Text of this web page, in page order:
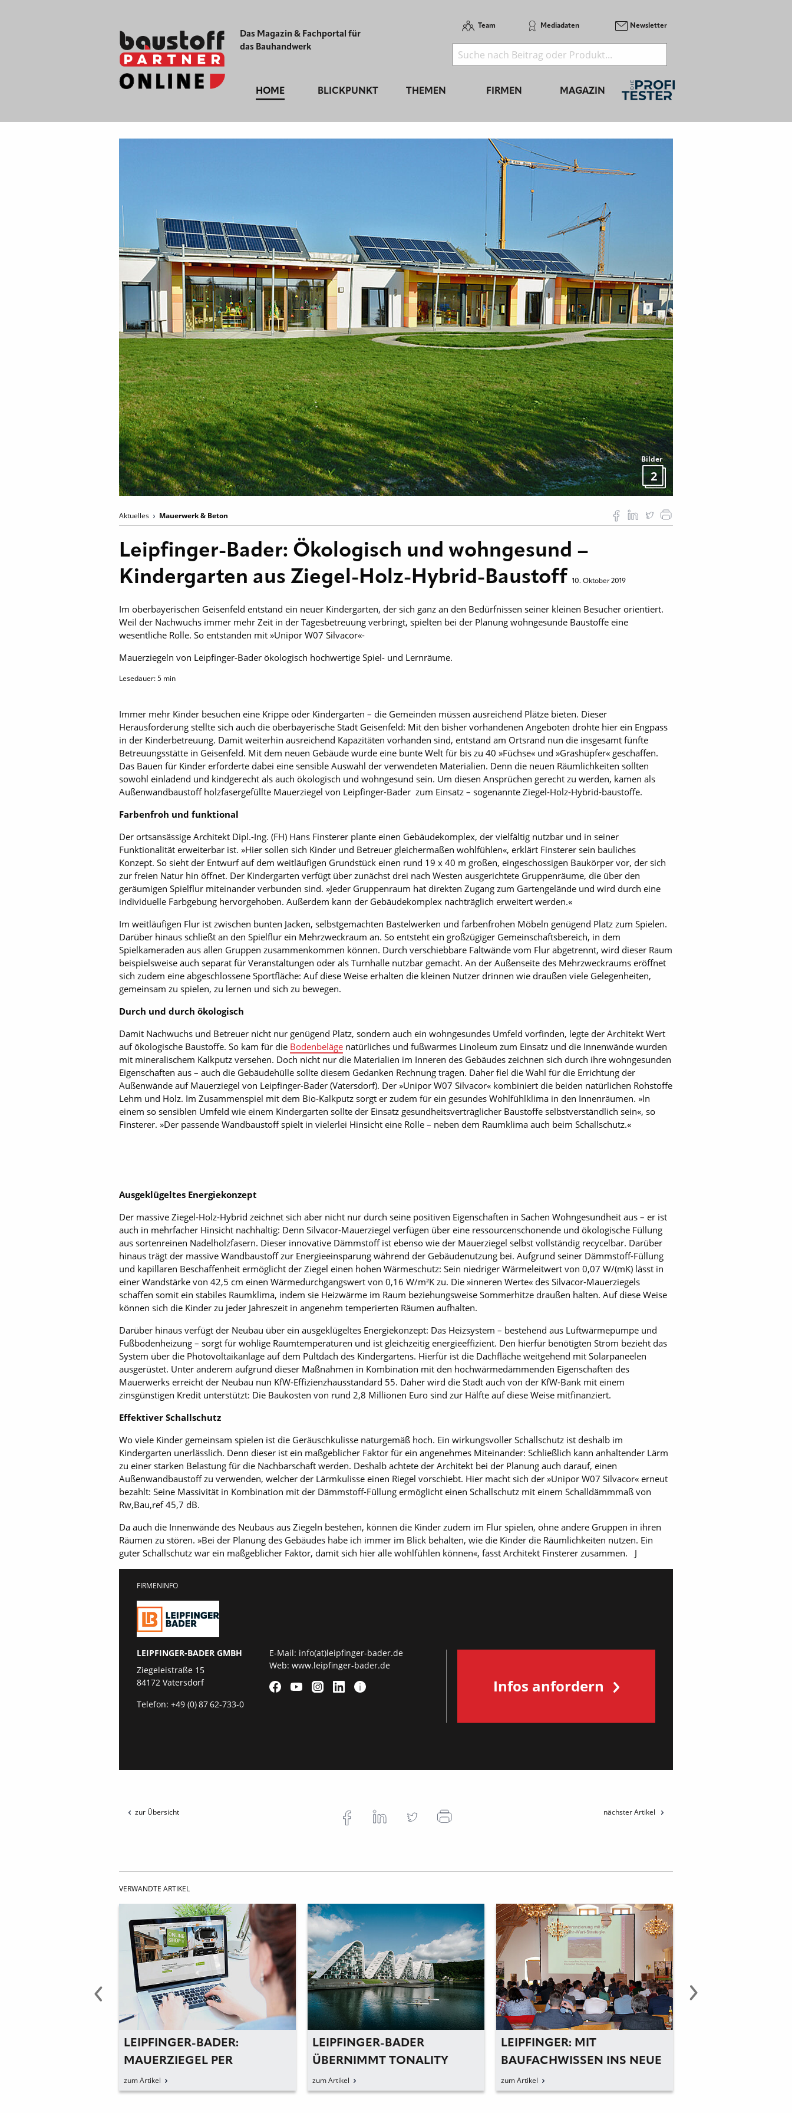
Das Magazin & Fachportal für
das Bauhandwerk
Team Mediadaten Newsletter
HOME BLICKPUNKT THEMEN FIRMEN MAGAZIN
Bilder
2
Aktuelles Mauerwerk & Beton
Leipfinger-Bader: Ökologisch und wohngesund –
Kindergarten aus Ziegel-Holz-Hybrid-Baustoff
10. Oktober 2019
Im oberbayerischen Geisenfeld entstand ein neuer Kindergarten, der sich ganz an den Bedürfnissen seiner kleinen Besucher orientiert.
Weil der Nachwuchs immer mehr Zeit in der Tagesbetreuung verbringt, spielten bei der Planung wohngesunde Baustoffe eine
wesentliche Rolle. So entstanden mit »Unipor W07 Silvacor«-
Mauerziegeln von Leipfinger-Bader ökologisch hochwertige Spiel- und Lernräume.
Lesedauer:5 min
Immer mehr Kinder besuchen eine Krippe oder Kindergarten – die Gemeinden müssen ausreichend Plätze bieten. Dieser
Herausforderung stellte sich auch die oberbayerische Stadt Geisenfeld: Mit den bisher vorhandenen Angeboten drohte hier ein Engpass
in der Kinderbetreuung. Damit weiterhin ausreichend Kapazitäten vorhanden sind, entstand am Ortsrand nun die insgesamt fünfte
Betreuungsstätte in Geisenfeld. Mit dem neuen Gebäude wurde eine bunte Welt für bis zu 40 »Füchse« und »Grashüpfer« geschaffen.
Das Bauen für Kinder erforderte dabei eine sensible Auswahl der verwendeten Materialien. Denn die neuen Räumlichkeiten sollten
sowohl einladend und kindgerecht als auch ökologisch und wohngesund sein. Um diesen Ansprüchen gerecht zu werden, kamen als
Außenwandbaustoff holzfasergefüllte Mauerziegel von Leipfinger-Bader zum Einsatz – sogenannte Ziegel-Holz-Hybrid-baustoffe.
Farbenfroh und funktional
Der ortsansässige Architekt Dipl.-Ing. (FH) Hans Finsterer plante einen Gebäudekomplex, der vielfältig nutzbar und in seiner
Funktionalität erweiterbar ist. »Hier sollen sich Kinder und Betreuer gleichermaßen wohlfühlen«, erklärt Finsterer sein bauliches
Konzept. So sieht der Entwurf auf dem weitläufigen Grundstück einen rund 19 x 40 m großen, eingeschossigen Baukörper vor, der sich
zur freien Natur hin öffnet. Der Kindergarten verfügt über zunächst drei nach Westen ausgerichtete Gruppenräume, die über den
geräumigen Spielflur miteinander verbunden sind. »Jeder Gruppenraum hat direkten Zugang zum Gartengelände und wird durch eine
individuelle Farbgebung hervorgehoben. Außerdem kann der Gebäudekomplex nachträglich erweitert werden.«
Im weitläufigen Flur ist zwischen bunten Jacken, selbstgemachten Bastelwerken und farbenfrohen Möbeln genügend Platz zum Spielen.
Darüber hinaus schließt an den Spielflur ein Mehrzweckraum an. So entsteht ein großzügiger Gemeinschaftsbereich, in dem
Spielkameraden aus allen Gruppen zusammenkommen können. Durch verschiebbare Faltwände vom Flur abgetrennt, wird dieser Raum
beispielsweise auch separat für Veranstaltungen oder als Turnhalle nutzbar gemacht. An der Außenseite des Mehrzweckraums eröffnet
sich zudem eine abgeschlossene Sportfläche: Auf diese Weise erhalten die kleinen Nutzer drinnen wie draußen viele Gelegenheiten,
gemeinsam zu spielen, zu lernen und sich zu bewegen.
Durch und durch ökologisch
Damit Nachwuchs und Betreuer nicht nur genügend Platz, sondern auch ein wohngesundes Umfeld vorfinden, legte der Architekt Wert
auf ökologische Baustoffe. So kam für die Bodenbeläge natürliches und fußwarmes Linoleum zum Einsatz und die Innenwände wurden
mit mineralischem Kalkputz versehen. Doch nicht nur die Materialien im Inneren des Gebäudes zeichnen sich durch ihre wohngesunden
Eigenschaften aus – auch die Gebäudehülle sollte diesem Gedanken Rechnung tragen. Daher fiel die Wahl für die Errichtung der
Außenwände auf Mauerziegel von Leipfinger-Bader (Vatersdorf). Der »Unipor W07 Silvacor« kombiniert die beiden natürlichen Rohstoffe
Lehm und Holz. Im Zusammenspiel mit dem Bio-Kalkputz sorgt er zudem für ein gesundes Wohlfühlklima in den Innenräumen. »In
einem so sensiblen Umfeld wie einem Kindergarten sollte der Einsatz gesundheitsverträglicher Bau­stoffe selbstverständlich sein«, so
Finsterer. »Der passende Wandbaustoff spielt in vielerlei Hinsicht eine Rolle – neben dem Raumklima auch beim Schallschutz.«
Ausgeklügeltes Energiekonzept
Der massive Ziegel-Holz-Hybrid zeichnet sich aber nicht nur durch seine positiven Eigenschaften in Sachen Wohngesundheit aus – er ist
auch in mehrfacher Hinsicht nachhaltig: Denn Silvacor-Mauerziegel verfügen über eine ressourcenschonende und ökologische Füllung
aus sortenreinen Nadelholzfasern. Dieser innovative Dämmstoff ist ebenso wie der Mauerziegel selbst vollständig recycelbar. Darüber
hinaus trägt der massive Wandbaustoff zur Energieeinsparung während der Gebäudenutzung bei. Aufgrund seiner Dämmstoff-Füllung
und kapillaren Beschaffenheit ermöglicht der Ziegel einen hohen Wärmeschutz: Sein niedriger Wärmeleitwert von 0,07 W/(mK) lässt in
einer Wandstärke von 42,5 cm einen Wärmedurchgangswert von 0,16 W/m²K zu. Die »inneren Werte« des Silvacor-Mauerziegels
schaffen somit ein stabiles Raumklima, indem sie Heizwärme im Raum beziehungsweise Sommerhitze draußen halten. Auf diese Weise
können sich die Kinder zu jeder Jahreszeit in angenehm temperierten Räumen aufhalten.
Darüber hinaus verfügt der Neubau über ein ausgeklügeltes Energiekonzept: Das Heizsystem – bestehend aus Luftwärmepumpe und
Fußbodenheizung – sorgt für wohlige Raumtemperaturen und ist gleichzeitig energieeffizient. Den hierfür benötigten Strom bezieht das
System über die Photovoltaikanlage auf dem Pultdach des Kindergartens. Hierfür ist die Dachfläche weitgehend mit Solarpaneelen
ausgerüstet. Unter anderem aufgrund dieser Maßnahmen in Kombination mit den hochwärmedämmenden Eigenschaften des
Mauerwerks erreicht der Neubau nun KfW-Effizienzhausstandard 55. Daher wird die Stadt auch von der KfW-Bank mit einem
zinsgünstigen Kredit unterstützt: Die Baukosten von rund 2,8 Millionen Euro sind zur Hälfte auf diese Weise mitfinanziert.
Effektiver Schallschutz
Wo viele Kinder gemeinsam spielen ist die Geräuschkulisse naturgemäß hoch. Ein wirkungsvoller Schallschutz ist deshalb im
Kindergarten unerlässlich. Denn dieser ist ein maßgeblicher Faktor für ein angenehmes Miteinander: Schließlich kann anhaltender Lärm
zu einer starken Belastung für die Nachbarschaft werden. Deshalb achtete der Architekt bei der Planung auch darauf, einen
Außenwandbaustoff zu verwenden, welcher der Lärmkulisse einen Riegel vorschiebt. Hier macht sich der »Unipor W07 Silvacor« erneut
bezahlt: Seine Massivität in Kombination mit der Dämmstoff-Füllung ermöglicht einen Schallschutz mit einem Schalldämmmaß von
Rw,Bau,ref 45,7 dB.
Da auch die Innenwände des Neubaus aus Ziegeln bestehen, können die Kinder zudem im Flur spielen, ohne andere Gruppen in ihren
Räumen zu stören. »Bei der Planung des Gebäudes habe ich immer im Blick behalten, wie die Kinder die Räumlichkeiten nutzen. Ein
guter Schallschutz war ein maßgeblicher Faktor, damit sich hier alle wohlfühlen können«, fasst Architekt Finsterer zusammen. J
FIRMENINFO
LEIPFINGER-BADER GMBH
Ziegeleistraße 15
84172 Vatersdorf
Telefon: +49 (0) 87 62-733-0
E-Mail: info(at)leipfinger-bader.de
Web: www.leipfinger-bader.de
Infos anfordern
zur Übersicht nächster Artikel
VERWANDTE ARTIKEL
LEIPFINGER-BADER:
MAUERZIEGEL PER
MAUSKLICK
LEIPFINGER-BADER
ÜBERNIMMT TONALITY
LEIPFINGER: MIT
BAUFACHWISSEN INS NEUE
„STERNSTUNDE“ FÜR VIELE